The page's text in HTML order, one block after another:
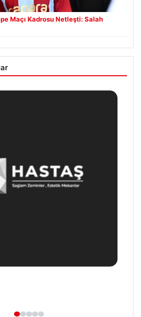
Maçı Kadrosu Netleşti: Salah